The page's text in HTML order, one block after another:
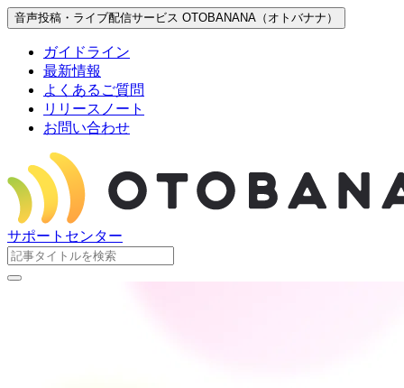
音声投稿・ライブ配信サービス OTOBANANA（オトバナナ）
ガイドライン
最新情報
よくあるご質問
リリースノート
お問い合わせ
サポートセンター